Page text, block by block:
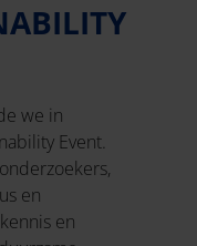
we in
Event.
en
en